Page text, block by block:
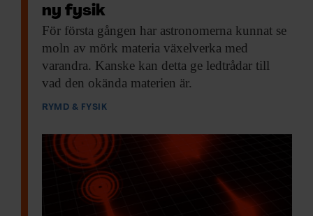
ny fysik
För första gången har astronomerna kunnat se
moln av mörk materia växelverka med
varandra. Kanske kan detta ge ledtrådar till
vad den okända materien är.
RYMD & FYSIK